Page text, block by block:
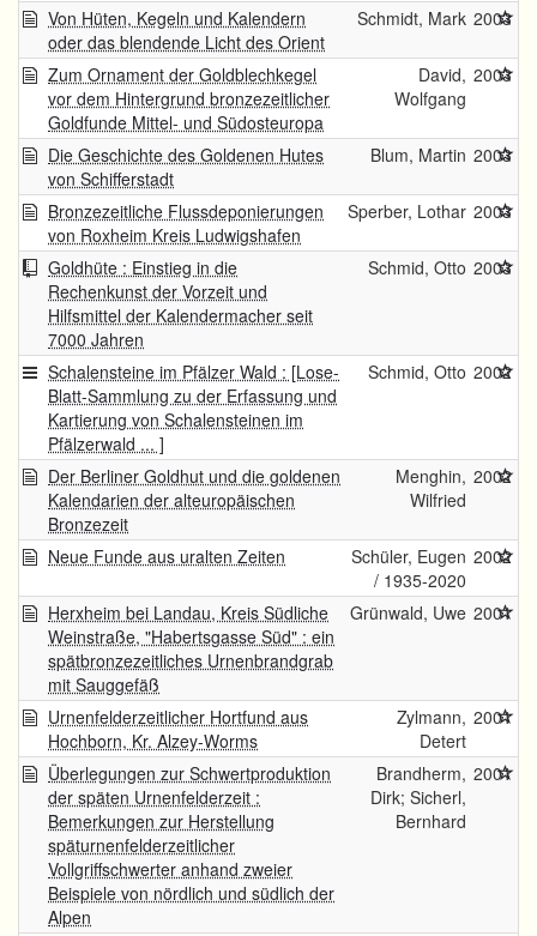
Von Hüten, Kegeln und Kalendern
oder das blendende Licht des Orient
Schmidt, Mark 2003
Zum Ornament der Goldblechkegel
vor dem Hintergrund bronzezeitlicher
Goldfunde Mittel- und Südosteuropa
David,
Wolfgang
2003
Die Geschichte des Goldenen Hutes
von Schifferstadt
Blum, Martin 2003
Bronzezeitliche Flussdeponierungen
von Roxheim Kreis Ludwigshafen
Sperber, Lothar 2003
Goldhüte : Einstieg in die
Rechenkunst der Vorzeit und
Hilfsmittel der Kalendermacher seit
7000 Jahren
Schmid, Otto 2003
Schalensteine im Pfälzer Wald : [Lose-
Blatt-Sammlung zu der Erfassung und
Kartierung von Schalensteinen im
Pfälzerwald ... ]
Schmid, Otto 2002
Der Berliner Goldhut und die goldenen
Kalendarien der alteuropäischen
Bronzezeit
Menghin,
Wilfried
2002
Neue Funde aus uralten Zeiten
Schüler, Eugen
/ 1935-2020
2002
Herxheim bei Landau, Kreis Südliche
Weinstraße, "Habertsgasse Süd" : ein
spätbronzezeitliches Urnenbrandgrab
mit Sauggefäß
Grünwald, Uwe 2001
Urnenfelderzeitlicher Hortfund aus
Hochborn, Kr. Alzey-Worms
Zylmann,
Detert
2001
Überlegungen zur Schwertproduktion
der späten Urnenfelderzeit :
Bemerkungen zur Herstellung
späturnenfelderzeitlicher
Vollgriffschwerter anhand zweier
Beispiele von nördlich und südlich der
Alpen
Brandherm,
Dirk; Sicherl,
Bernhard
2001